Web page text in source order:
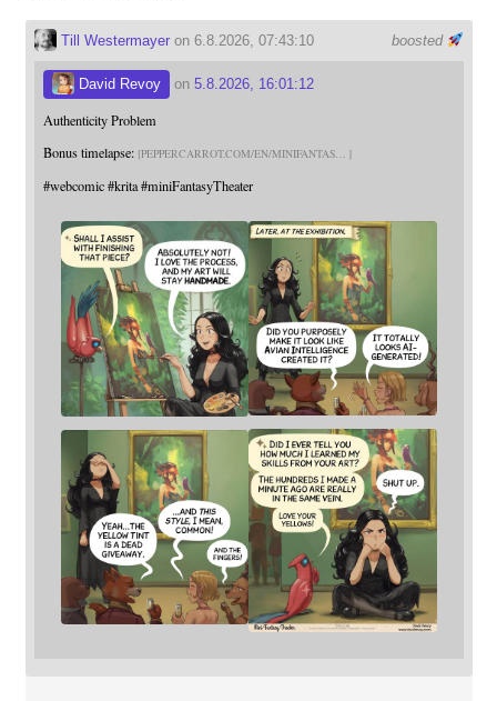
boosted
Till Westermayeron 6.8.2026, 07:43:10
David Revoy on 5.8.2026, 16:01:12
Authenticity Problem
Bonus timelapse: PEPPERCARROT.COM/EN/MINIFANTAS
#webcomic #krita #miniFantasyTheater